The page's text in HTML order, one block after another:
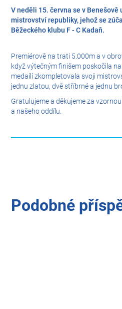
V neděli 15. června se v
mistrovství republiky, jehož se
Běžeckého klubu F - C Kadaň.
Premiérově na trati 5.000m a v
když výtečným finišem poskočila
medailí zkompletovala svoji
jednu zlatou, dvě stříbrné a jednu
Gratulujeme a děkujeme za
a našeho oddílu.
Podobné